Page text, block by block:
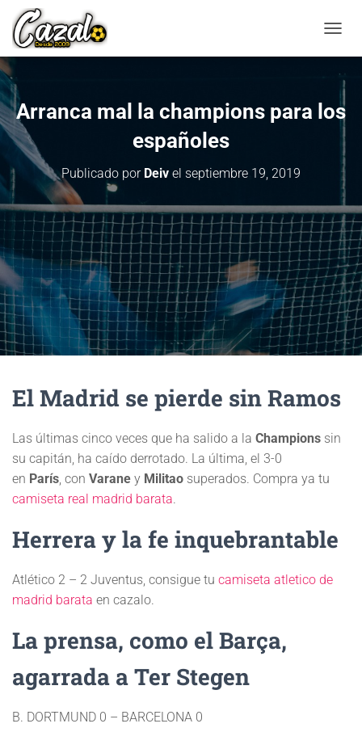
A
M
A
D
E
N
A
V
E
G
A
C
I
Arranca mal la champions para los
españoles
Publicado por Deiv el septiembre 19, 2019
El Madrid se pierde sin Ramos
Las últimas cinco veces que ha salido a la Champions sin
su capitán, ha caído derrotado. La última, el 3-0
en París, con Varane y Militao superados. Compra ya tu
camiseta real madrid barata.
Herrera y la fe inquebrantable
Atlético 2 – 2 Juventus, consigue tu camiseta atletico de
madrid barata en cazalo.
La prensa, como el Barça,
agarrada a Ter Stegen
B. DORTMUND 0 – BARCELONA 0